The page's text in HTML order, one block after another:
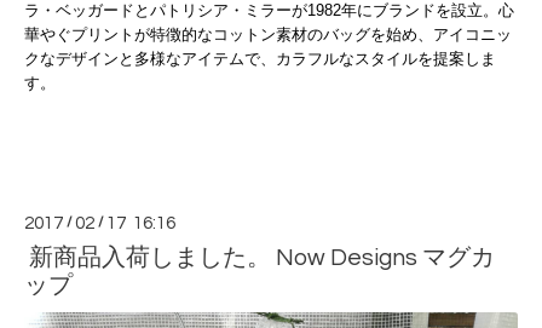
ラ・ベッガードとパトリシア・ミラーが1982年にブランドを設立。心
華やぐプリントが特徴的なコットン素材のバッグを始め、アイコニッ
クなデザインと多様なアイテムで、カラフルなスタイルを提案しま
す。
2017 /02 / 17 16:16
新商品入荷しました。 Now Designs マグカ
ップ